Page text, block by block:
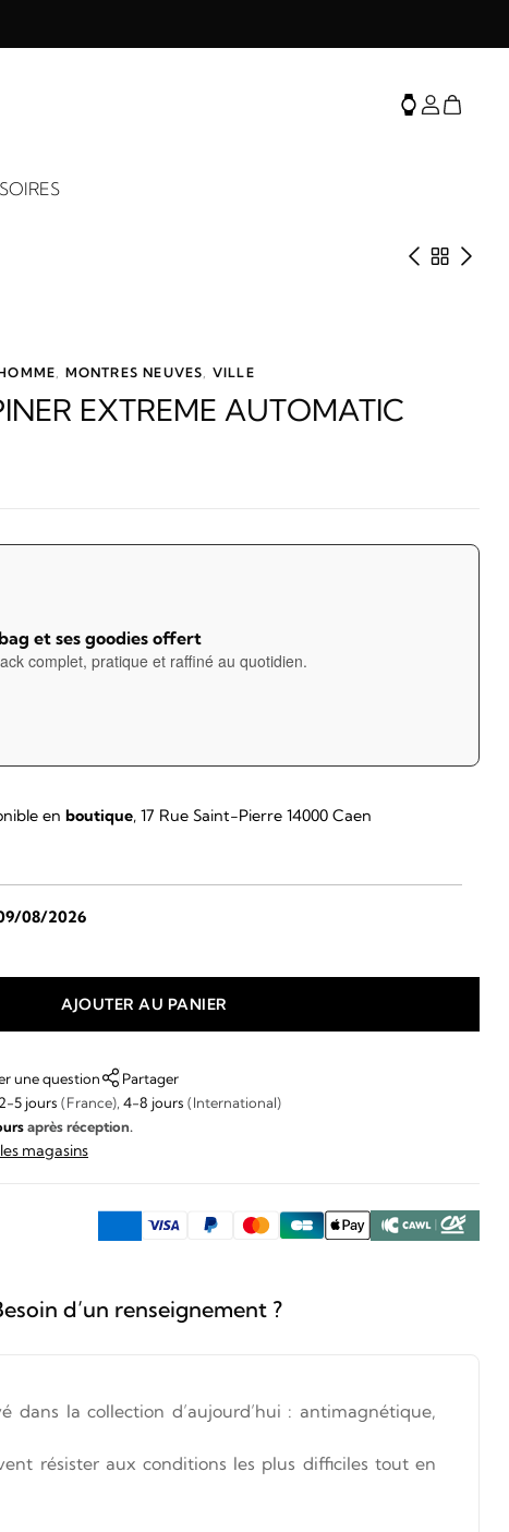
Produit
MONTRES NEUVES VILLE
EXTREME AUTOMATIC
et ses goodies offert
complet, pratique et raffiné au quotidien.
en boutique, 17 Rue Saint-Pierre 14000 Caen
08/2026
AJOUTER AU PANIER
une question
Partager
2-5 jours (France), 4-8 jours (International)
après réception.
magasins
d’un renseignement ?
dans la collection d’aujourd’hui : antimagnétique,
résister aux conditions les plus difficiles tout en